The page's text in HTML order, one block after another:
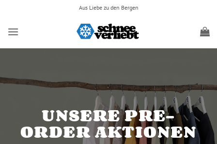
springen
Aus Liebe zu den Bergen
UNSERE PRE-
ORDER AKTIONEN